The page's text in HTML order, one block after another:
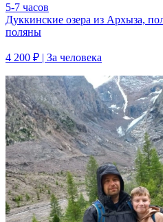
5-7 часов
Дуккинские озера из Архыза,
поляны
4 200 ₽ | За человека